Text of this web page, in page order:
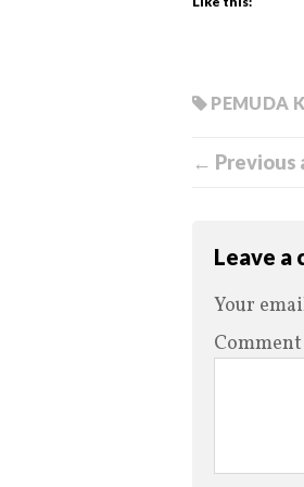
PEMUDA
← Previous
Leave a
Your
Comment